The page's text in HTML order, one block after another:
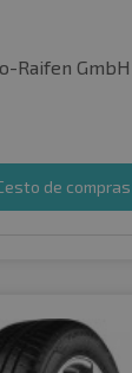
Raifen GmbH
de compras